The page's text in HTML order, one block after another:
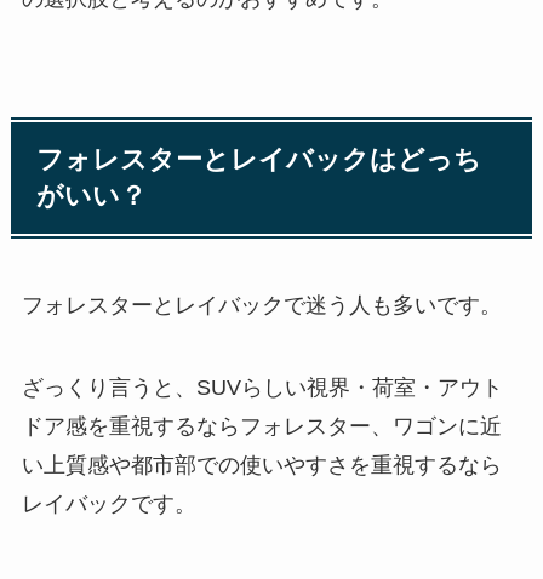
フォレスターとレイバックはどっち
がいい？
フォレスターとレイバックで迷う人も多いです。
ざっくり言うと、SUVらしい視界・荷室・アウト
ドア感を重視するならフォレスター、ワゴンに近
い上質感や都市部での使いやすさを重視するなら
レイバックです。